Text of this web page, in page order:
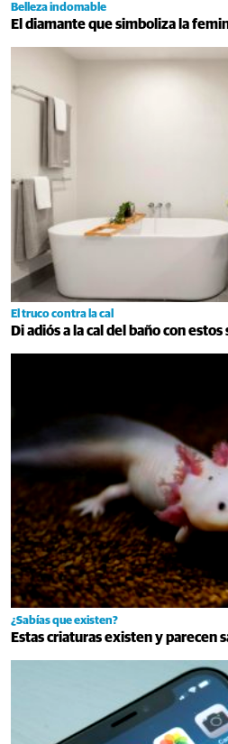
Belleza indomable
El diamante que simboliza la
El truco contra la cal
Di adiós a la cal del baño con
¿Sabías que existen?
Estas criaturas existen y parecen